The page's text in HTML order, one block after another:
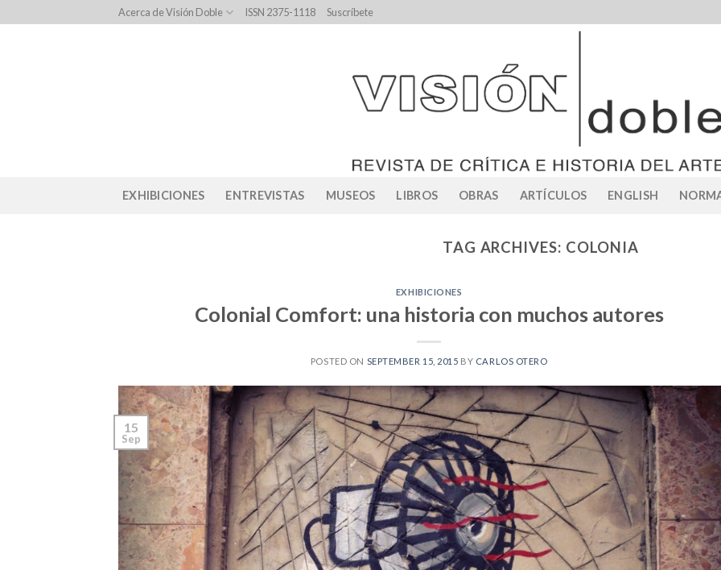
to
Acerca de Visión Doble ISSN 2375-1118 Suscríbete
EXHIBICIONES ENTREVISTAS MUSEOS LIBROS OBRAS ARTÍCULOS ENGLISH
TAG ARCHIVES: COLONIA
EXHIBICIONES
Colonial Comfort: una historia con muchos autores
POSTED ON SEPTEMBER 15, 2015 BY CARLOS OTERO
15
Sep